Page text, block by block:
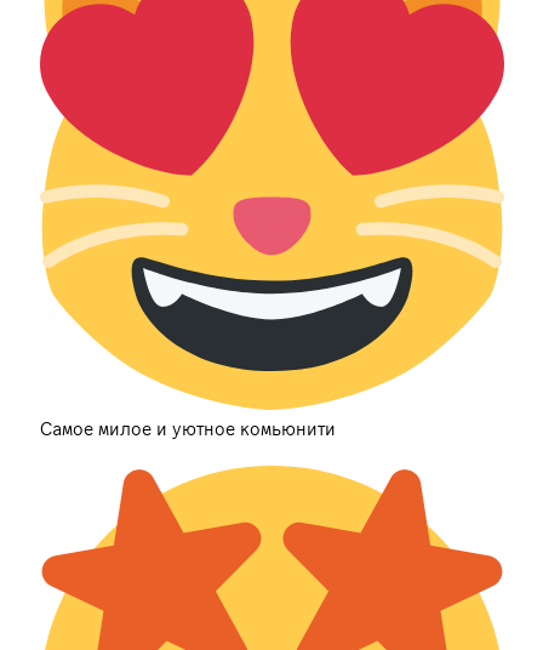
Самое милое и уютное комьюнити